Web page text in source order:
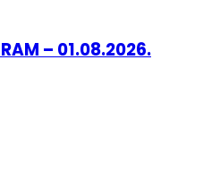
– 01.08.2026.